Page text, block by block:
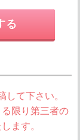
る
て下さい。
限り第三者の
ます。